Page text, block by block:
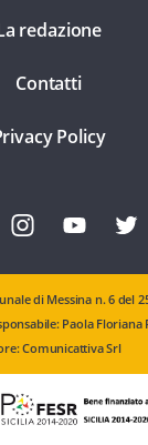
redazione
Contatti
Policy
di Messina n. 6 del
Paola Floriana
Comunicattiva Srl